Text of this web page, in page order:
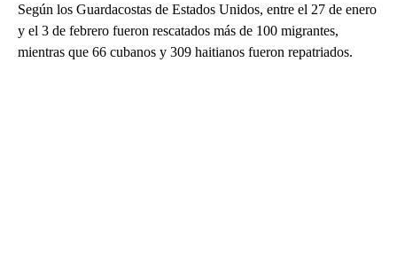
Según los Guardacostas de Estados Unidos, entre el 27 de enero
y el 3 de febrero fueron rescatados más de 100 migrantes,
mientras que 66 cubanos y 309 haitianos fueron repatriados.